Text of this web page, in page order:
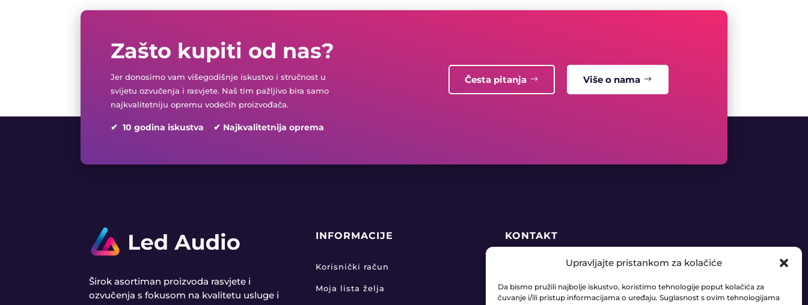
Upravljajte pristankom za kolačiće
Da bismo pružili najbolje iskustvo, koristimo tehnologije poput kolačića za
čuvanje i/ili pristup informacijama o uređaju. Suglasnost s ovim tehnologijama
Zašto kupiti od nas?
Jer donosimo vam višegodišnje iskustvo i stručnost u
svijetu ozvučenja i rasvjete. Naš tim pažljivo bira samo
najkvalitetniju opremu vodećih proizvođača.
✔ 10 godina iskustva ✔ Najkvalitetnija oprema
Česta pitanja Više o nama
Širok asortiman proizvoda rasvjete i
ozvučenja s fokusom na kvalitetu usluge i
INFORMACIJE
Korisnički račun
Moja lista želja
KONTAKT
+385 91 888 6406
prodaja@ledaudio.hr